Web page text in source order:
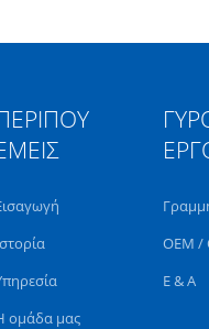
ομάδα μας
OEM /
Ε & Α